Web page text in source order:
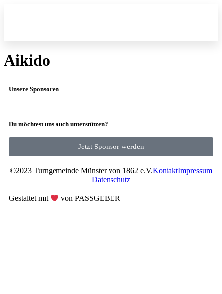
Aikido
Unsere Sponsoren
Du möchtest uns auch unterstützen?
Jetzt Sponsor werden
©2023 Turngemeinde Münster von 1862 e.V.KontaktImpressum
Datenschutz
Gestaltet mit von PASSGEBER